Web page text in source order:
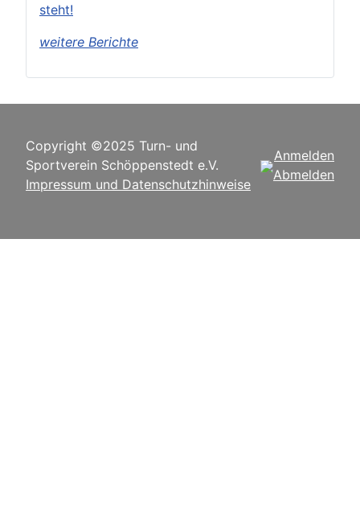
steht!
weitere Berichte
Copyright ©2025 Turn- und
Sportverein Schöppenstedt e.V.
Impressum und Datenschutzhinweise
Anmelden
Abmelden